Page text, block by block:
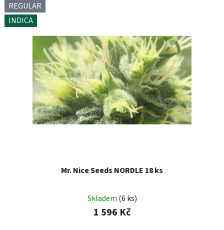
REGULAR
INDICA
Mr. Nice Seeds NORDLE 18 ks
Skladem (6 ks)
1 596 Kč